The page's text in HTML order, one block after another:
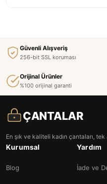
Güvenli Alışveriş
256-bit SSL koruması
Orijinal Ürünler
%100 orijinal garanti
ÇANTALAR
En şık ve kaliteli kadın çantaları,
Kurumsal
Blog
Yardım
İade ve